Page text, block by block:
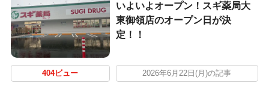
いよいよオープン！スギ薬局大
東御領店のオープン日が決
定！！
404ビュー 2026年6月22日(月)の記事